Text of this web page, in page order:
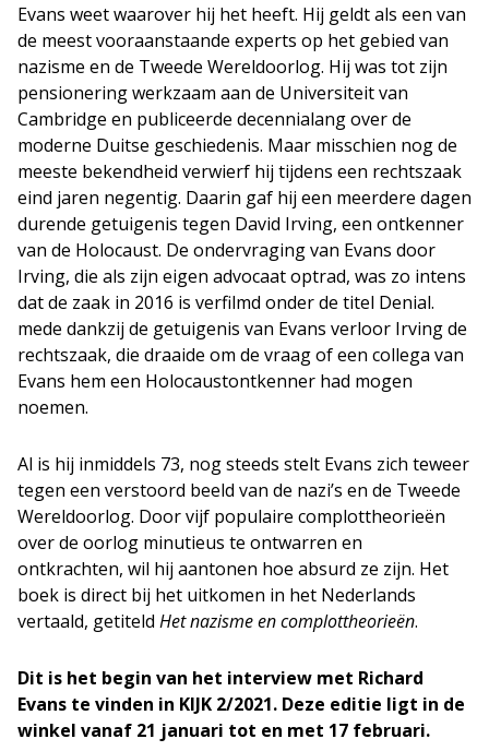
Evans weet waarover hij het heeft. Hij geldt als een van
de meest vooraanstaande experts op het gebied van
nazisme en de Tweede Wereldoorlog. Hij was tot zijn
pensionering werkzaam aan de Universiteit van
Cambridge en publiceerde decennialang over de
moderne Duitse geschiedenis. Maar misschien nog de
meeste bekendheid verwierf hij tijdens een rechtszaak
eind jaren negentig. Daarin gaf hij een meerdere dagen
durende getuigenis tegen David Irving, een ontkenner
van de Holocaust. De ondervraging van Evans door
Irving, die als zijn eigen advocaat optrad, was zo intens
dat de zaak in 2016 is verfilmd onder de titel Denial.
mede dankzij de getuigenis van Evans verloor Irving de
rechtszaak, die draaide om de vraag of een collega van
Evans hem een Holocaustontkenner had mogen
noemen.
Al is hij inmiddels 73, nog steeds stelt Evans zich teweer
tegen een verstoord beeld van de nazi’s en de Tweede
Wereldoorlog. Door vijf populaire complottheorieën
over de oorlog minutieus te ontwarren en
ontkrachten, wil hij aantonen hoe absurd ze zijn. Het
boek is direct bij het uitkomen in het Nederlands
vertaald, getiteld Het nazisme en complottheorieën.
Dit is het begin van het interview met Richard
Evans te vinden in KIJK 2/2021. Deze editie ligt in de
winkel vanaf 21 januari tot en met 17 februari.